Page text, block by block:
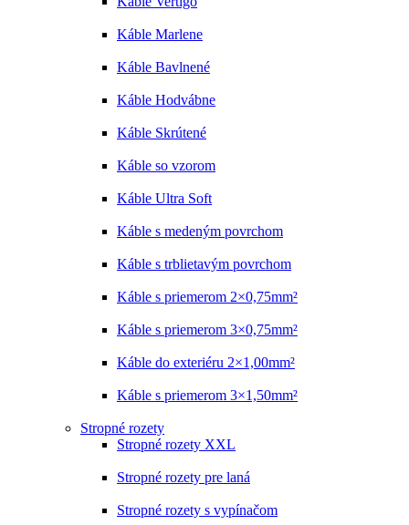
Káble Marlene
Káble Bavlnené
Káble Hodvábne
Káble Skrútené
Káble so vzorom
Káble Ultra Soft
Káble s medeným povrchom
Káble s trblietavým povrchom
Káble s priemerom 2×0,75mm²
Káble s priemerom 3×0,75mm²
Káble do exteriéru 2×1,00mm²
Káble s priemerom 3×1,50mm²
Stropné rozety
Stropné rozety XXL
Stropné rozety pre laná
Stropné rozety s vypínačom